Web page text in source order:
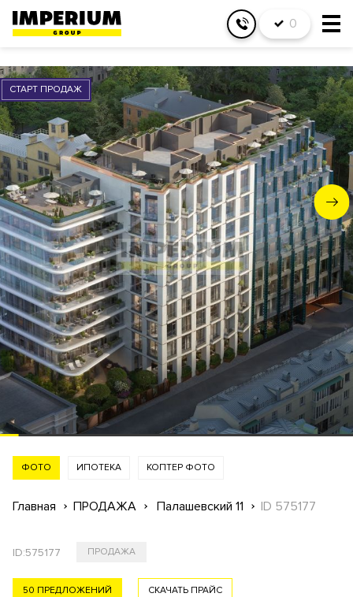
0
СТАРТ ПРОДАЖ
ФОТО ИПОТЕКА КОПТЕР ФОТО
Главная ПРОДАЖА Палашевский 11 ID 575177
ID:575177 ПРОДАЖА
СКАЧАТЬ ПРАЙС
50 ПРЕДЛОЖЕНИЙ